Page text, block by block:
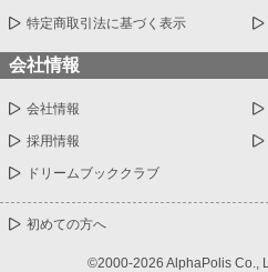
特定商取引法に基づく表示
会社情報
会社情報
採用情報
ドリームブッククラブ
初めての方へ
©2000-2026 AlphaPolis Co.,